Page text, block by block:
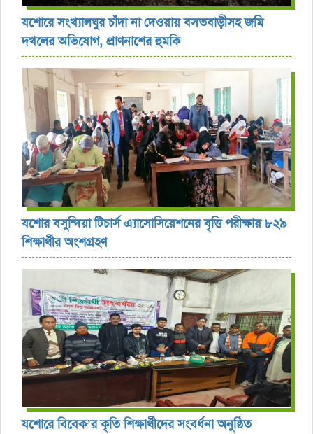
যশোরে সংখ্যালঘুর চাঁদা না দেওয়ায় বসতবাড়ীসহ জমি
দখলের অভিযোগ, প্রাণনাশের হুমকি
যশোর বসুন্দিয়া টিচার্স এ্যাসোসিয়েশনের বৃত্তি পরীক্ষায় ৮২৯
শিক্ষার্থীর অংশগ্রহণ
যশোরে বিবেক’র কৃতি শিক্ষার্থীদের সংবর্ধনা অনুষ্ঠিত